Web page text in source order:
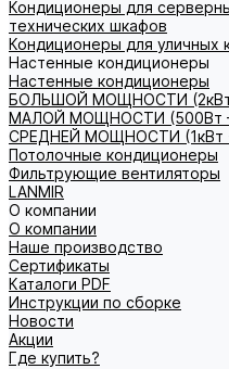
Кондиционеры для
технических шкафов
Кондиционеры для уличных
Настенные кондиционеры
Настенные кондиционеры
БОЛЬШОЙ МОЩНОСТИ (2кВт
МАЛОЙ МОЩНОСТИ (500Вт
СРЕДНЕЙ МОЩНОСТИ (1кВт -
Потолочные кондиционеры
Фильтрующие вентиляторы
LANMIR
О компании
О компании
Наше производство
Сертификаты
Каталоги PDF
Инструкции по сборке
Новости
Акции
Где купить?